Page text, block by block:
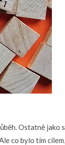
Ostatně
co bylo tím cílem,